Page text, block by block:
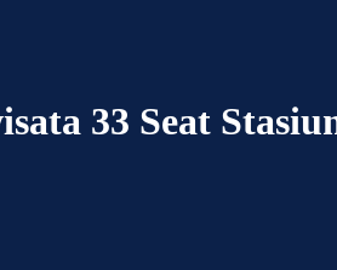
33 Seat